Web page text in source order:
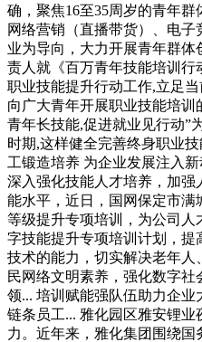
确，聚焦16至35周岁的青年群
网络营销（直播带货）、电
业为导向，大力开展青年群体
责人就《百万青年技能培训
职业技能提升行动工作,立足
向广大青年开展职业技能培
青年长技能,促进就业见行动”
时期,这样健全完善终身职业
工锻造培养 为企业发展注入
深入强化技能人才培养，加
能水平，近日，国网保定市
等级提升专项培训，为公司人
字技能提升专项培训计划，
技术的能力，切实解决老年
民网络文明素养，强化数字
领... 培训赋能强队伍助力企
链条员工... 雅化园区雅安锂
力。近年来，雅化集团围绕